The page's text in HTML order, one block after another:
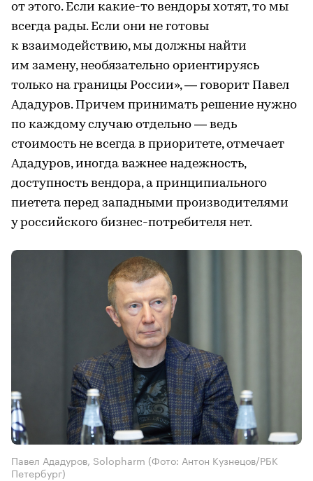
от этого. Если какие-то вендоры хотят, то мы
всегда рады. Если они не готовы
к взаимодействию, мы должны найти
им замену, необязательно ориентируясь
только на границы России», — говорит Павел
Ададуров. Причем принимать решение нужно
по каждому случаю отдельно — ведь
стоимость не всегда в приоритете, отмечает
Ададуров, иногда важнее надежность,
доступность вендора, а принципиального
пиетета перед западными производителями
у российского бизнес-потребителя нет.
Павел Ададуров, Solopharm (Фото: Антон Кузнецов/РБК
Петербург)